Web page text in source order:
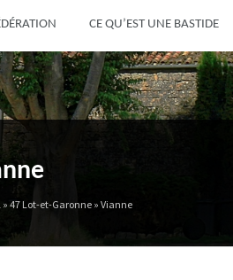
CE QU’EST UNE BASTIDE
» 47 Lot-et-Garonne » Vianne